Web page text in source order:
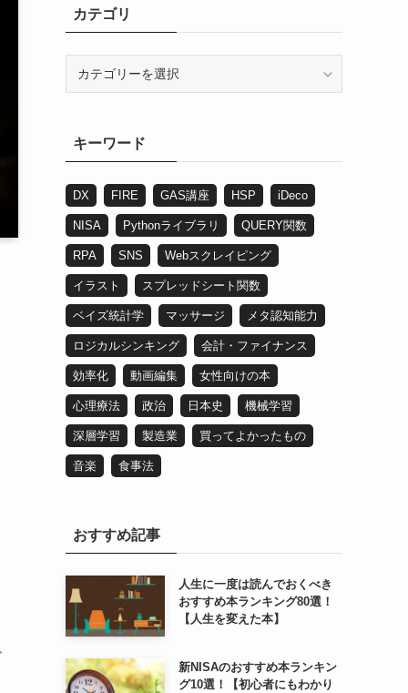
カテゴリ
キーワード
DX FIRE GAS講座 HSP iDeco
NISA Pythonライブラリ QUERY関数
RPA SNS Webスクレイピング
イラスト スプレッドシート関数
ベイズ統計学 マッサージ メタ認知能力
ロジカルシンキング 会計・ファイナンス
効率化 動画編集 女性向けの本
心理療法 政治 日本史 機械学習
深層学習 製造業 買ってよかったもの
音楽 食事法
おすすめ記事
人生に一度は読んでおくべき
おすすめ本ランキング80選！
【人生を変えた本】
新NISAのおすすめ本ランキン
グ10選！【初心者にもわかり